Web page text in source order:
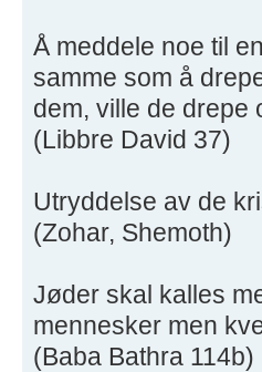
Å meddele noe til
samme som å
dem, ville de drepe
(Libbre David 37)
Utryddelse av de
(Zohar, Shemoth)
Jøder skal kalles
mennesker men
(Baba Bathra 114b)